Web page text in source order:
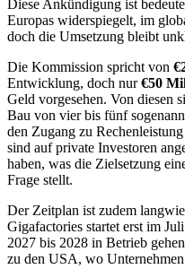
Diese Ankündigung ist
Europas widerspiegelt, im
doch die Umsetzung bleibt
Die Kommission spricht von
Entwicklung, doch nur€50
Geld vorgesehen. Von diesen
Bau von vier bis fünf
den Zugang zu
sind auf private Investoren
haben, was die Zielsetzung
Frage stellt.
Der Zeitplan ist zudem
Gigafactories startet erst im
2027 bis 2028 in Betrieb
zu den USA, wo